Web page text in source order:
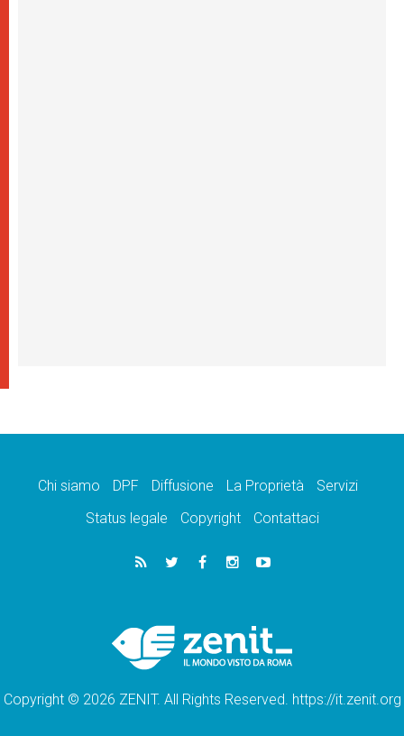
Chi siamo DPF Diffusione La Proprietà
Servizi
Status legale
Copyright Contattaci
Copyright © 2026 ZENIT. All Rights Reserved. https://it.zenit.org